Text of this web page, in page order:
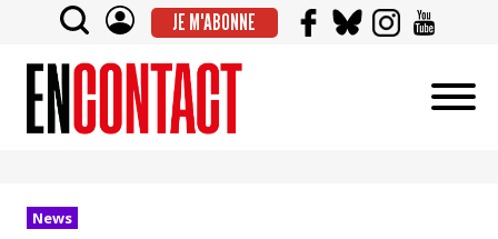
JE M'ABONNE
News